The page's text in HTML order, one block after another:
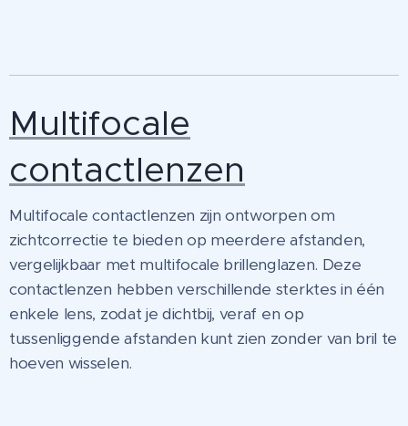
Multifocale
contactlenzen
Multifocale contactlenzen zijn ontworpen om
zichtcorrectie te bieden op meerdere afstanden,
vergelijkbaar met multifocale brillenglazen. Deze
contactlenzen hebben verschillende sterktes in één
enkele lens, zodat je dichtbij, veraf en op
tussenliggende afstanden kunt zien zonder van bril te
hoeven wisselen.